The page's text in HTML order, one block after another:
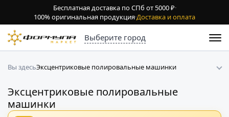
Бесплатная доставка по СПб от 5000 ₽·
100% оригинальная продукция·Доставка и оплата
Выберите город
Вы здесьЭксцентриковые полировальные машинки
Эксцентриковые полировальные
машинки